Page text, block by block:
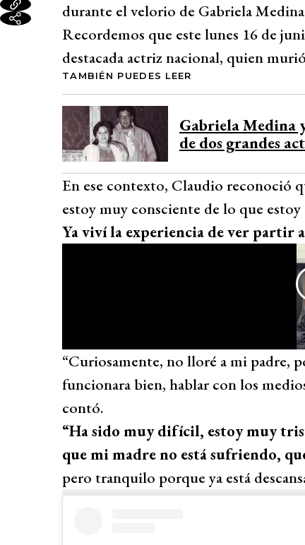
durante el velorio de Gabriela
Recordemos que este lunes 16 de
destacada actriz nacional, quien
TAMBIÉN PUEDES LEER
Gabriela Medina
de dos grandes
En ese contexto, Claudio reconoció
estoy muy consciente de lo que
Ya viví la experiencia de ver partir
“Curiosamente, no lloré a mi padre,
funcionara bien, hablar con los
contó.
“Ha sido muy difícil, estoy muy
que mi madre no está sufriendo,
pero tranquilo porque ya está